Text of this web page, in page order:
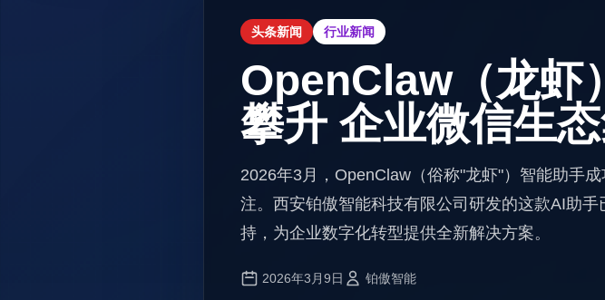
头条新闻 行业新闻
OpenClaw（龙虾
攀升 企业微信生
2026年3月，OpenClaw（俗称"龙虾"）智能助手
注。西安铂傲智能科技有限公司研发的这款AI助
持，为企业数字化转型提供全新解决方案。
2026年3月9日 铂傲智能